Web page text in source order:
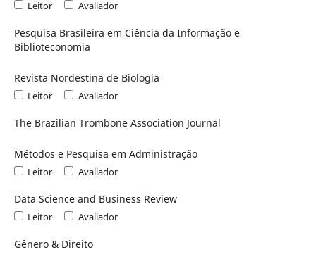
Leitor Avaliador
Pesquisa Brasileira em Ciência da Informação e
Biblioteconomia
Revista Nordestina de Biologia
Leitor Avaliador
The Brazilian Trombone Association Journal
Métodos e Pesquisa em Administração
Leitor Avaliador
Data Science and Business Review
Leitor Avaliador
Gênero & Direito